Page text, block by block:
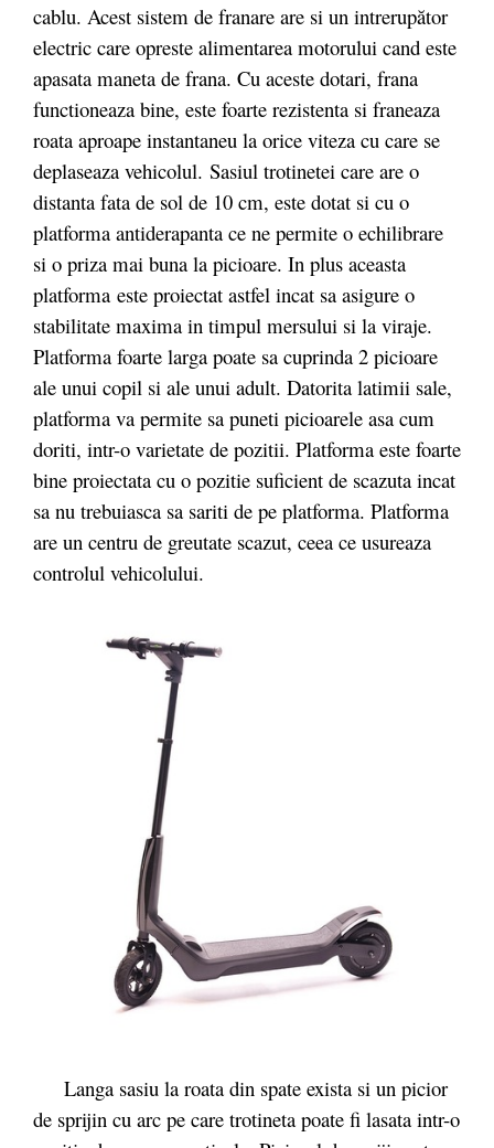
cablu. Acest sistem de franare are si un intrerupător
electric care opreste alimentarea motorului cand este
apasata maneta de frana. Cu aceste dotari, frana
functioneaza bine, este foarte rezistenta si franeaza
roata aproape instantaneu la orice viteza cu care se
deplaseaza vehicolul. Sasiul trotinetei care are o
distanta fata de sol de 10 cm, este dotat si cu o
platforma antiderapanta ce ne permite o echilibrare
si o priza mai buna la picioare. In plus aceasta
platforma este proiectat astfel incat sa asigure o
stabilitate maxima in timpul mersului si la viraje.
Platforma foarte larga poate sa cuprinda 2 picioare
ale unui copil si ale unui adult. Datorita latimii sale,
platforma va permite sa puneti picioarele asa cum
doriti, intr-o varietate de pozitii. Platforma este foarte
bine proiectata cu o pozitie suficient de scazuta incat
sa nu trebuiasca sa sariti de pe platforma. Platforma
are un centru de greutate scazut, ceea ce usureaza
controlul vehicolului.
Langa sasiu la roata din spate exista si un picior
de sprijin cu arc pe care trotineta poate fi lasata intr-o